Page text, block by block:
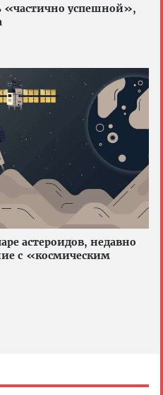
«частично успешной»,
астероидов, недавно
с «космическим